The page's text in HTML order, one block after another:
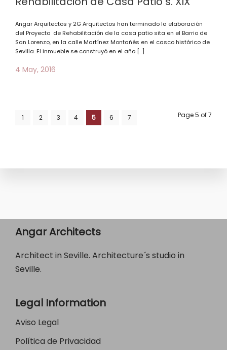
Angar Arquitectos y 2G Arquitectos han terminado la elaboración
del Proyecto de Rehabilitación de la casa patio sita en el Barrio de
San Lorenzo, en la calle Martínez Montañés en el casco histórico de
Sevilla. El inmueble se construyó en el año […]
4 May, 2016
1 2 3 4 5 6 7 Page 5 of 7
Angar Architects
Architect in Seville. Architecture´s studio in
Seville.
Legal Information
Aviso Legal
Política de Privacidad